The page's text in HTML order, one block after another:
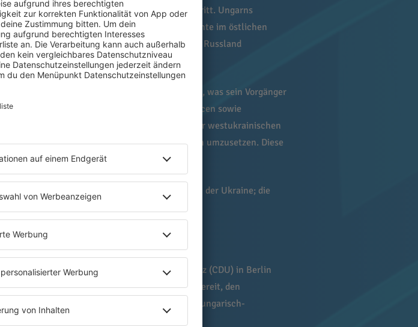
für die Bemühungen um einen EU-Beitritt. Ungarns
ist, hatte die Regelung der Minderheitenrechte im östlichen
Beginn von EU-Beitrittsgesprächen mit der von Russland
mit der Ukraine habe sein Team erreicht, was sein Vorgänger
Abkommen verbessere die Bildungschancen sowie
Mitglieder der ungarischen Minderheit in der westukrainischen
die Änderungen in naher Zukunft rechtlich umzusetzen. Diese
einem EU-Beitritt festgehalten.
immer wieder EU-Vorhaben zugunsten der Ukraine; die
bei Bundeskanzler Friedrich Merz (CDU) in Berlin
rasch beilegen lassen sollte. Er sei bereit, den
«Wir sind bereit, ein neues Kapitel in den ungarisch-